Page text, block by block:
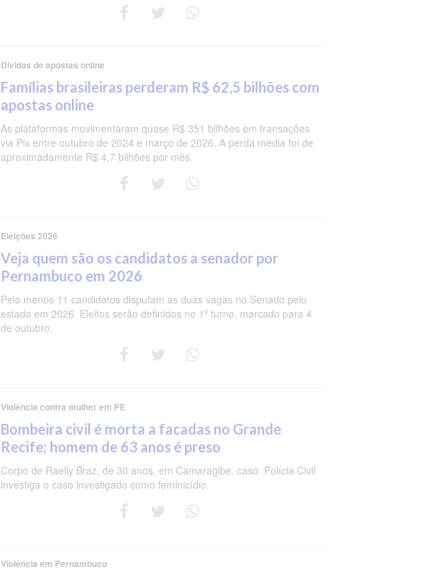
Dívidas de apostas online
Famílias brasileiras perderam R$ 62,5 bilhões com
apostas online
As plataformas movimentaram quase R$ 351 bilhões em transações
via Pix entre outubro de 2024 e março de 2026. A perda média foi de
aproximadamente R$ 4,7 bilhões por mês.
Eleições 2026
Veja quem são os candidatos a senador por
Pernambuco em 2026
Pelo menos 11 candidatos disputam as duas vagas no Senado pelo
estado em 2026. Eleitos serão definidos no 1º turno, marcado para 4
de outubro.
Violência contra mulher em PE
Bombeira civil é morta a facadas no Grande
Recife; homem de 63 anos é preso
Corpo de Raelly Braz, de 30 anos, em Camaragibe. caso. Polícia Civil
investiga o caso investigado como feminicídio.
Violência em Pernambuco